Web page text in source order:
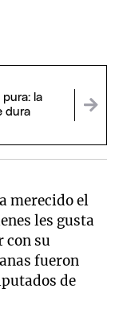
la
dura
merecido el
les gusta
con su
fueron
de